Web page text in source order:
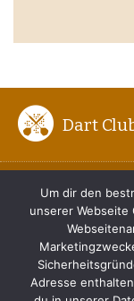
Dart
DER RICHTIGE
TIPPS FÜR
Um dir den
unserer Webseite
Adresse